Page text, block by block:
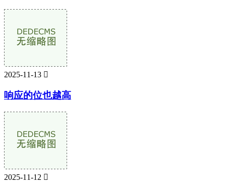
2025-11-13 
响应的位也越高
2025-11-12 